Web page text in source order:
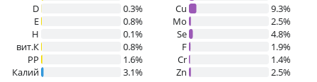
D
0.3%
E
0.8%
H
0.1%
вит.К
0.8%
PP
1.6%
Калий
3.1%
Cu
9.3%
Mo
2.5%
Se
4.8%
F
1.9%
Cr
1.4%
Zn
2.5%